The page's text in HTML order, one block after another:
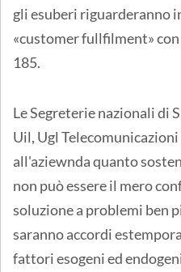
gli esuberi riguarderanno
«customer fullfilment»
185.
Le Segreterie nazionali di
Uil, Ugl
all'aziewnda quanto
non può essere il mero
soluzione a problemi ben
saranno accordi
fattori esogeni ed